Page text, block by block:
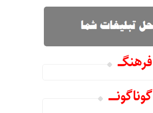
فرهنگـــ
گوناگونـــــ